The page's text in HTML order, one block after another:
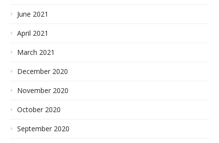
June 2021
April 2021
March 2021
December 2020
November 2020
October 2020
September 2020